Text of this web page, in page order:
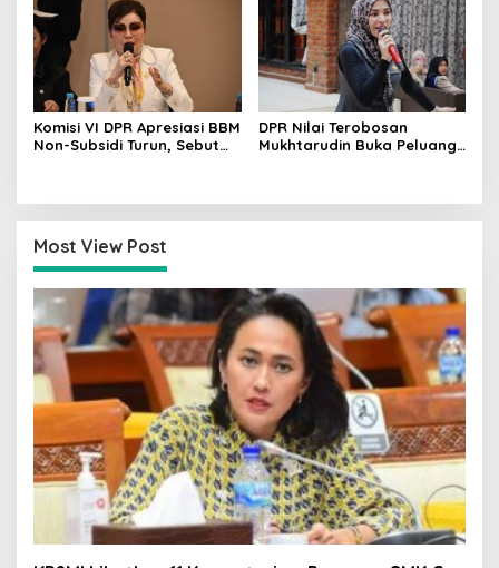
Komisi VI DPR Apresiasi BBM
Non-Subsidi Turun, Sebut
DPR Nilai Terobosan
Mukhtarudin Buka Peluang
Most View Post